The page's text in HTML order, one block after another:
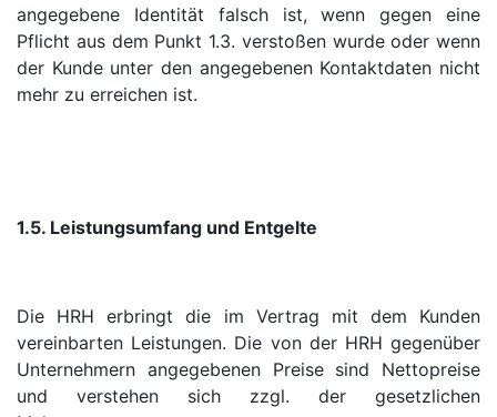
angegebene Identität falsch ist, wenn gegen eine
Pflicht aus dem Punkt 1.3. verstoßen wurde oder wenn
der Kunde unter den angegebenen Kontaktdaten nicht
mehr zu erreichen ist.
1.5. Leistungsumfang und Entgelte
Die HRH erbringt die im Vertrag mit dem Kunden
vereinbarten Leistungen. Die von der HRH gegenüber
Unternehmern angegebenen Preise sind Nettopreise
und verstehen sich zzgl. der gesetzlichen